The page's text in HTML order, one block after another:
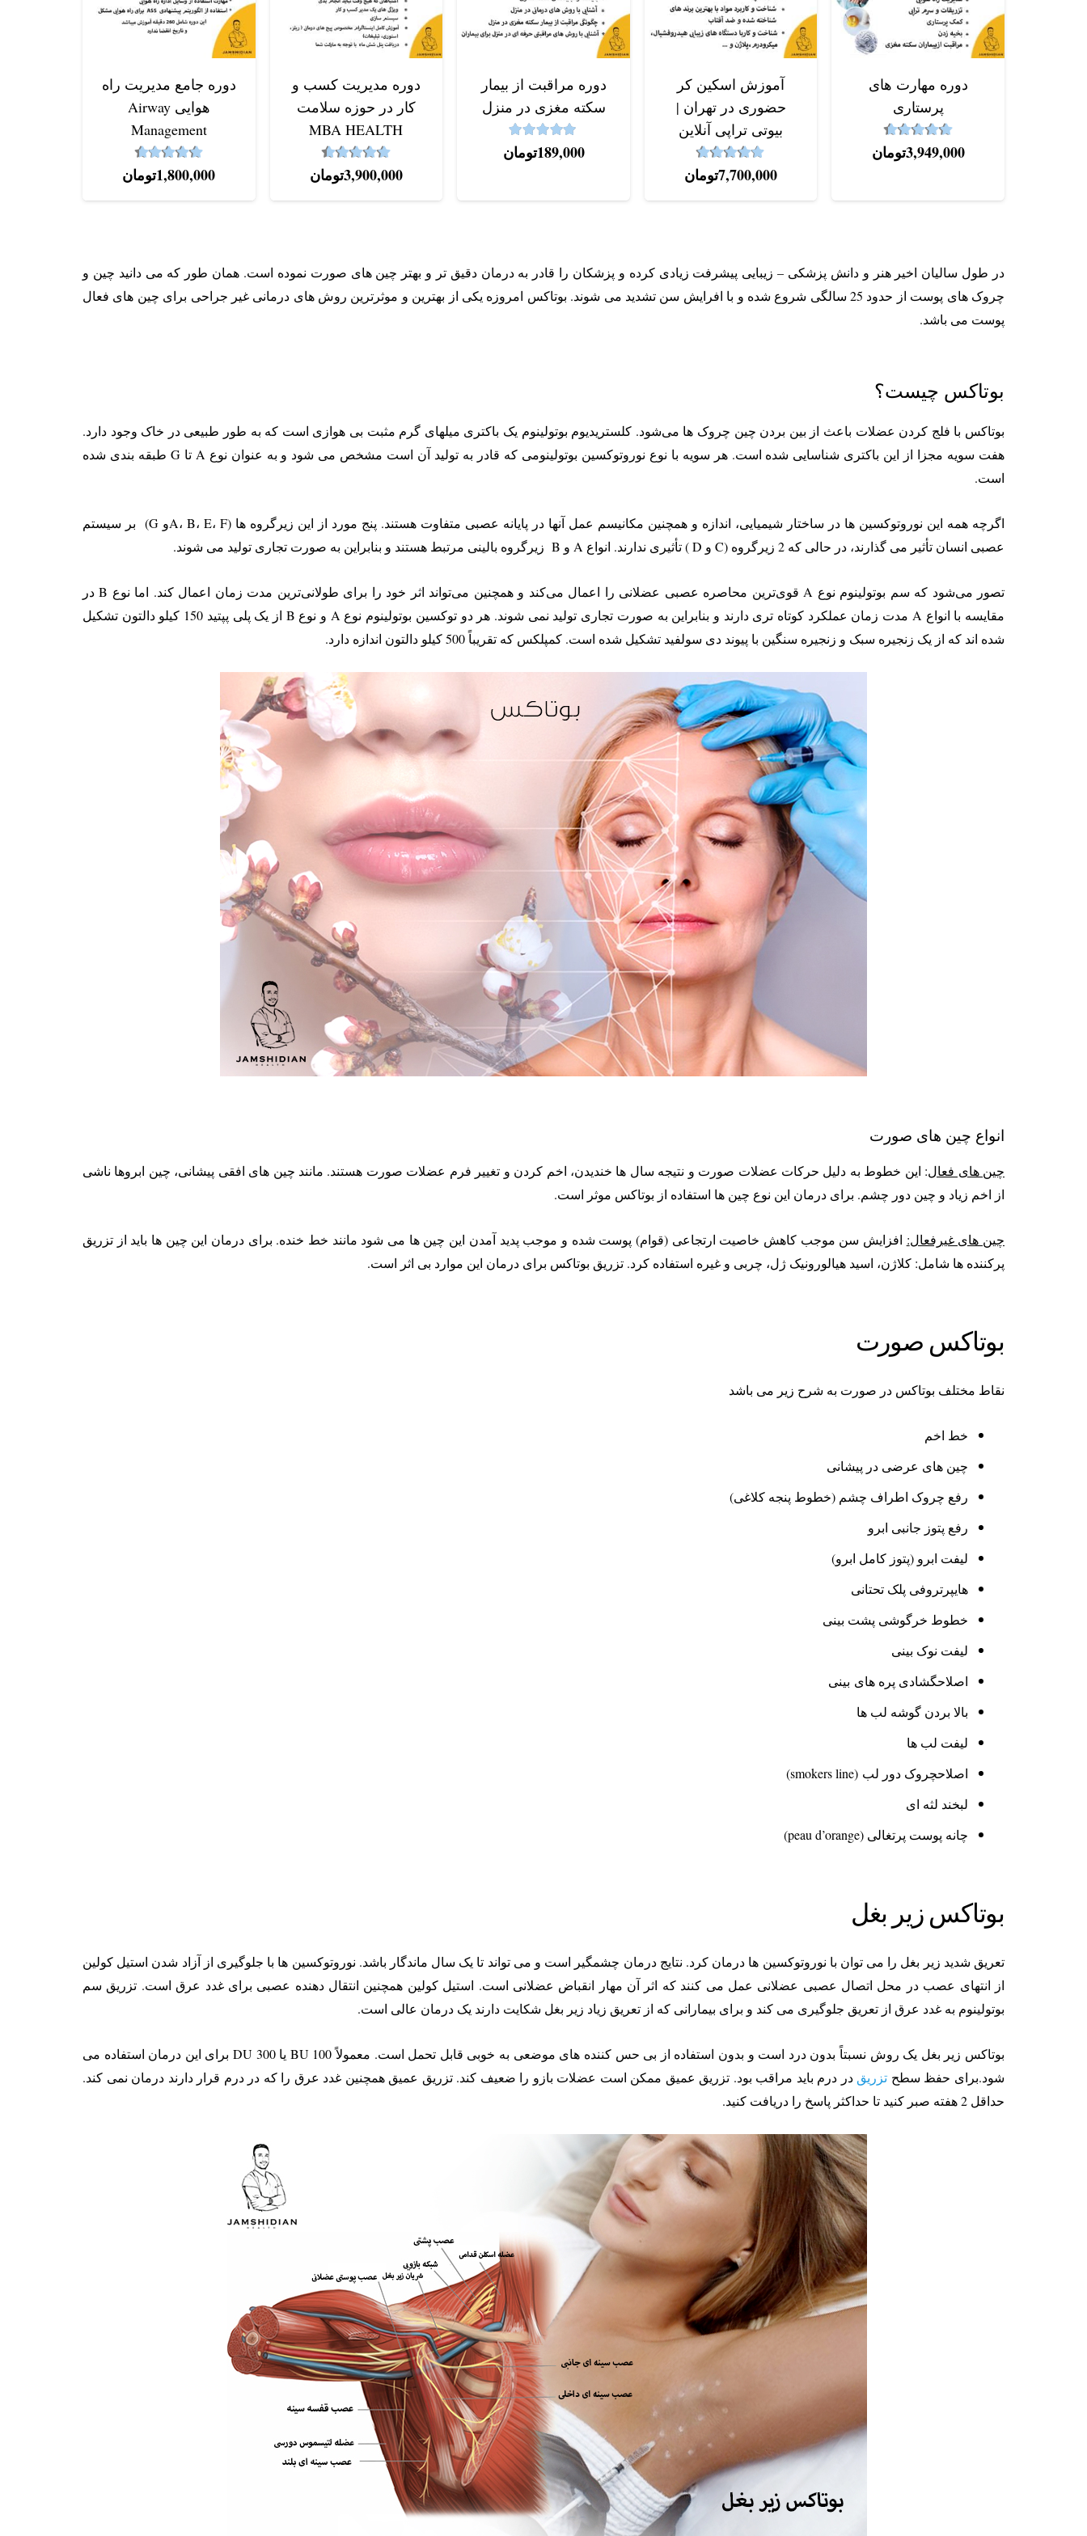
دوره‌ مهارت های
پرستاری
نمره4.67 از 5 3,949,000تومان
آموزش اسکین کر
حضوری در تهران |
بیوتی تراپی آنلاین
نمره4.92 از 5 7,700,000تومان
دوره مراقبت از بیمار
سکته مغزی در منزل
نمره5.00از 5 189,000تومان
دوره مدیریت کسب و
کار در حوزه سلامت
MBA HEALTH
نمره4.59 از 5 3,900,000تومان
دوره جامع مدیریت راه
هوایی Airway
Management
نمره4.64 از 5 1,800,000تومان
در طول سالیان اخیر هنر و دانش پزشکی – زیبایی پیشرفت زیادی کرده و پزشکان را قادر به درمان دقیق تر و بهتر چین های صورت نموده است. همان طور که می دانید چین و
چروک های پوست از حدود 25 سالگی شروع شده و با افرایش سن تشدید می شوند. بوتاکس امروزه یکی از بهترین و موثرترین روش های درمانی غیر جراحی برای چین های فعال
پوست می باشد.
بوتاکس چیست؟
بوتاکس با فلج کردن عضلات باعث از بین بردن چین چروک ها می‌شود. کلستریدیوم بوتولینوم یک باکتری میله­ای گرم مثبت بی هوازی است که به طور طبیعی در خاک وجود دارد.
هفت سویه مجزا از این باکتری شناسایی شده است. هر سویه با نوع نوروتوکسین بوتولینومی که قادر به تولید آن است مشخص می شود و به عنوان نوع A تا G طبقه بندی شده
است.
اگرچه همه این نوروتوکسین ها در ساختار شیمیایی، اندازه و همچنین مکانیسم عمل آنها در پایانه عصبی متفاوت هستند. پنج مورد از این زیرگروه ها (A، B، E، Fو G) بر سیستم
عصبی انسان تأثیر می گذارند، در حالی که 2 زیرگروه (C و D ) تأثیری ندارند. انواع A و B زیرگروه بالینی مرتبط هستند و بنابراین به صورت تجاری تولید می شوند.
تصور می‌شود که سم بوتولینوم نوع A قوی‌ترین محاصره عصبی عضلانی را اعمال می‌کند و همچنین می‌تواند اثر خود را برای طولانی‌ترین مدت زمان اعمال کند. اما نوع B در
مقایسه با انواع A مدت زمان عملکرد کوتاه تری دارند و بنابراین به صورت تجاری تولید نمی شوند. هر دو توکسین بوتولینوم نوع A و نوع B از یک پلی پپتید 150 کیلو دالتون تشکیل
شده اند که از یک زنجیره سبک و زنجیره سنگین با پیوند دی سولفید تشکیل شده است. کمپلکس که تقریباً 500 کیلو دالتون اندازه دارد.
انواع چین های صورت
چین های فعال: این خطوط به دلیل حرکات عضلات صورت و نتیجه سال ها خندیدن، اخم کردن و تغییر فرم عضلات صورت هستند. مانند چین های افقی پیشانی، چین ابروها ناشی
از اخم زیاد و چین دور چشم. برای درمان این نوع چین ها استفاده از بوتاکس موثر است.
چین های غیرفعال: افزایش سن موجب کاهش خاصیت ارتجاعی (قوام) پوست شده و موجب پدید آمدن این چین ها می شود مانند خط خنده. برای درمان این چین ها باید از تزریق
پرکننده ها شامل: کلاژن، اسید هیالورونیک ژل، چربی و غیره استفاده کرد. تزریق بوتاکس برای درمان این موارد بی اثر است.
بوتاکس صورت
نقاط مختلف بوتاکس در صورت به شرح زیر می باشد
خط اخم
چین های عرضی در پیشانی
رفع چروک اطراف چشم (خطوط پنجه کلاغی)
رفع پتوز جانبی ابرو
لیفت ابرو (پتوز کامل ابرو)
هایپرتروفی پلک تحتانی
خطوط خرگوشی پشت بینی
لیفت نوک بینی
اصلاحگشادی پره های بینی
بالا بردن گوشه لب ها
لیفت لب ها
اصلاحچروک دور لب (smokers line)
لبخند لثه ای
چانه پوست پرتغالی (peau d’orange)
بوتاکس زیر بغل
تعریق شدید زیر بغل را می توان با نوروتوکسین ها درمان کرد. نتایج درمان چشمگیر است و می تواند تا یک سال ماندگار باشد. نوروتوکسین ها با جلوگیری از آزاد شدن استیل کولین
از انتهای عصب در محل اتصال عصبی عضلانی عمل می کنند که اثر آن مهار انقباض عضلانی است. استیل کولین همچنین انتقال دهنده عصبی برای غدد عرق است. تزریق سم
بوتولینوم به غدد عرق از تعریق جلوگیری می کند و برای بیمارانی که از تعریق زیاد زیر بغل شکایت دارند یک درمان عالی است.
بوتاکس زیر بغل یک روش نسبتاً بدون درد است و بدون استفاده از بی حس کننده های موضعی به خوبی قابل تحمل است. معمولاً 100 BU یا 300 DU برای این درمان استفاده می
شود.برای حفظ سطح تزریق در درم باید مراقب بود. تزریق عمیق ممکن است عضلات بازو را ضعیف کند. تزریق عمیق همچنین غدد عرق را که در درم قرار دارند درمان نمی کند.
حداقل 2 هفته صبر کنید تا حداکثر پاسخ را دریافت کنید.